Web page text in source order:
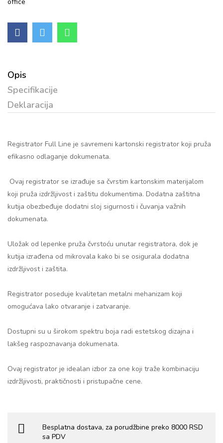
Opis
Specifikacije
Deklaracija
Registrator Full Line je savremeni kartonski registrator koji pruža
efikasno odlaganje dokumenata.
Ovaj registrator se izrađuje sa čvrstim kartonskim materijalom
koji pruža izdržljivost i zaštitu dokumentima. Dodatna zaštitna
kutija obezbeđuje dodatni sloj sigurnosti i čuvanja važnih
dokumenata.
Uložak od lepenke pruža čvrstoću unutar registratora, dok je
kutija izrađena od mikrovala kako bi se osigurala dodatna
izdržljivost i zaštita.
Registrator poseduje kvalitetan metalni mehanizam koji
omogućava lako otvaranje i zatvaranje.
Dostupni su u širokom spektru boja radi estetskog dizajna i
lakšeg raspoznavanja dokumenata.
Ovaj registrator je idealan izbor za one koji traže kombinaciju
izdržljivosti, praktičnosti i pristupačne cene.
Besplatna dostava, za porudžbine preko 8000 RSD
sa PDV